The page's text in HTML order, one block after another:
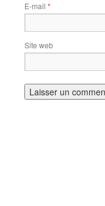
E-mail *
Site web